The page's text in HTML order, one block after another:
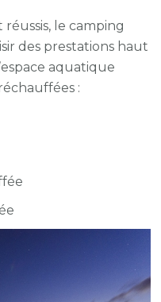
le camping
des prestations haut
aquatique
: